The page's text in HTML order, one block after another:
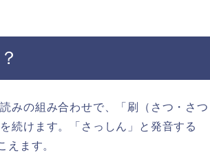
みの組み合わせで、「刷（さつ・さつ
続けます。「さっしん」と発音する
えます。